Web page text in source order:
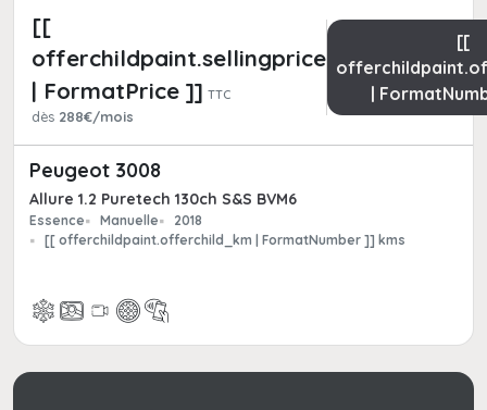
[[
offerchildpaint.sellingpricepart_ttc
| FormatPrice ]] TTC
dès 288€/mois
[[
|
Peugeot 3008
Allure 1.2 Puretech 130ch S&S BVM6
Essence Manuelle
2018
[[ offerchildpaint.offerchild_km | FormatNumber ]] kms